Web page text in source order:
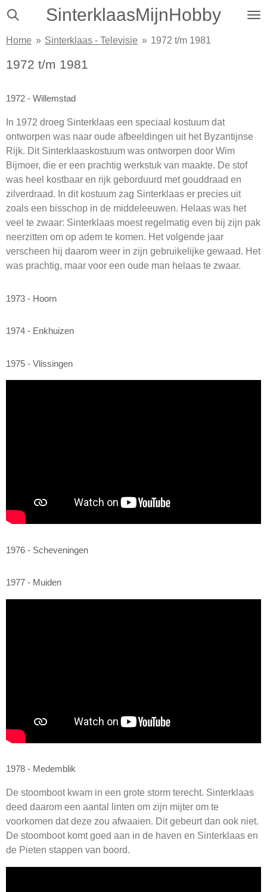
Ga
naar
hoofdinhoud
SinterklaasMijnHobby
Home » Sinterklaas - Televisie » 1972 t/m 1981
1972 t/m 1981
1972 - Willemstad
In 1972 droeg Sinterklaas een speciaal kostuum dat
ontworpen was naar oude afbeeldingen uit het Byzantijnse
Rijk. Dit Sinterklaaskostuum was ontworpen door Wim
Bijmoer, die er een prachtig werkstuk van maakte. De stof
was heel kostbaar en rijk geborduurd met gouddraad en
zilverdraad. In dit kostuum zag Sinterklaas er precies uit
zoals een bisschop in de middeleeuwen. Helaas was het
veel te zwaar: Sinterklaas moest regelmatig even bij zijn pak
neerzitten om op adem te komen. Het volgende jaar
verscheen hij daarom weer in zijn gebruikelijke gewaad. Het
was prachtig, maar voor een oude man helaas te zwaar.
1973 - Hoorn
1974 - Enkhuizen
1975 - Vlissingen
1976 - Scheveningen
1977 - Muiden
1978 - Medemblik
De stoomboot kwam in een grote storm terecht. Sinterklaas
deed daarom een aantal linten om zijn mijter om te
voorkomen dat deze zou afwaaien. Dit gebeurt dan ook niet.
De stoomboot komt goed aan in de haven en Sinterklaas en
de Pieten stappen van boord.